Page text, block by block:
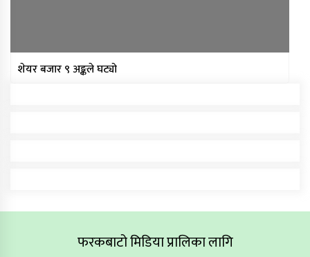
शेयर बजार ९ अङ्कले घट्यो
फरकबाटो मिडिया प्रालिका लागि